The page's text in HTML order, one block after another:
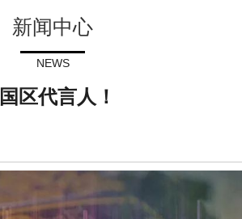
新闻中心
NEWS
区代言人！